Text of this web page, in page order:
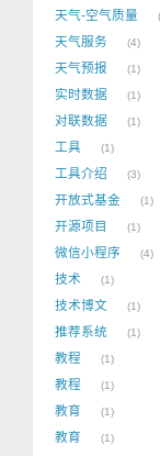
天气-空气质量
天气服务 4
天气预报 1
实时数据 1
对联数据 1
工具 1
工具介绍 3
开放式基金 1
开源项目 1
微信小程序 4
技术 1
技术博文 1
推荐系统 1
教程 1
教程 1
教育 1
教育 1